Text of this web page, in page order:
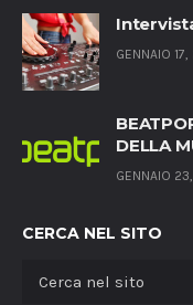
GENNAIO 17,
DELLA
GENNAIO
CERCA NEL SITO